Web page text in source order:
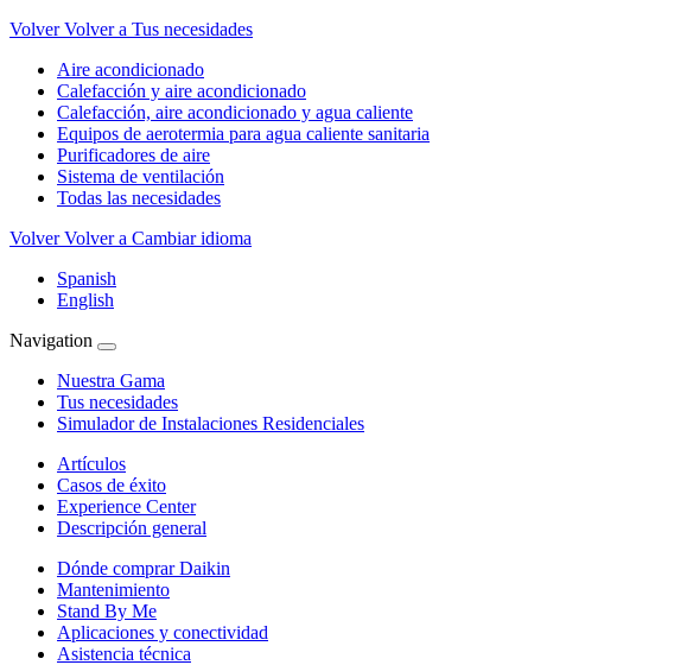
Volver Volver a Tus necesidades
Aire acondicionado
Calefacción y aire acondicionado
Calefacción, aire acondicionado y agua caliente
Equipos de aerotermia para agua caliente sanitaria
Purificadores de aire
Sistema de ventilación
Todas las necesidades
Volver Volver a Cambiar idioma
Spanish
English
Navigation
Nuestra Gama
Tus necesidades
Simulador de Instalaciones Residenciales
Artículos
Casos de éxito
Experience Center
Descripción general
Dónde comprar Daikin
Mantenimiento
Stand By Me
Aplicaciones y conectividad
Asistencia técnica